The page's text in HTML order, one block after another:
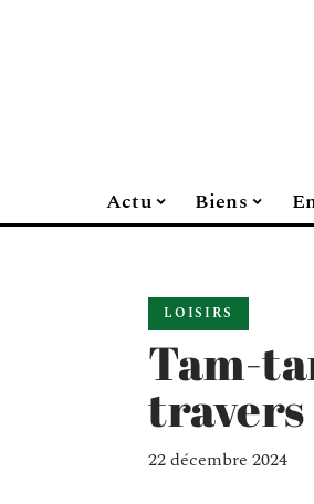
Actu Biens
LOISIRS
Tam-
travers
22 décembre 2024